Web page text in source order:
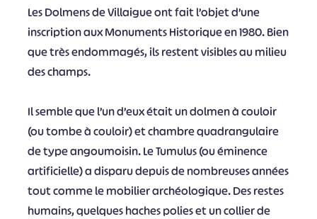
Les Dolmens de Villaigue ont fait l’objet d’une
inscription aux Monuments Historique en 1980. Bien
que très endommagés, ils restent visibles au milieu
des champs.
Il semble que l’un d’eux était un dolmen à couloir
(ou tombe à couloir) et chambre quadrangulaire
de type angoumoisin. Le Tumulus (ou éminence
artificielle) a disparu depuis de nombreuses années
tout comme le mobilier archéologique. Des restes
humains, quelques haches polies et un collier de